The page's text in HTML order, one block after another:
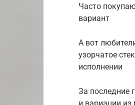
Часто
вариант
А вот
узорчатое
исполнении
За последние